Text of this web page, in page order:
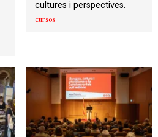
cultures i perspectives.
cursos